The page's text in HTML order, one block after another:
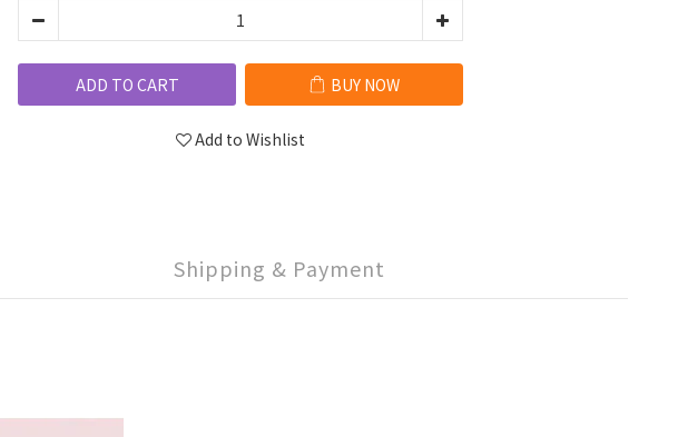
ADD TO CART BUY NOW
Add to Wishlist
Shipping & Payment